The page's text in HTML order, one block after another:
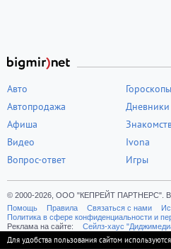
Авто
Автопродажа
Афиша
Видео
Вопрос-ответ
Гороскопы
Дневники
Ivona
Игры
© 2000-2026, ООО "КЕПРЕЙТ ПАРТНЕРС".
Помощь
Правила Связаться с нами
Политика в сфере конфиденциальности и
Реклама на сайте:
Cейлз-хаус
Для удобства пользования сайтом